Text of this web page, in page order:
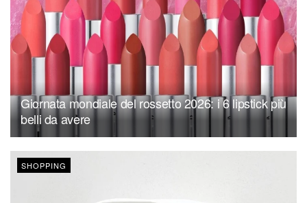
Giornata mondiale del rossetto 2026: i 6 lipstick più
belli da avere
SHOPPING